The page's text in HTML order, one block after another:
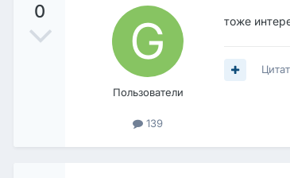
0
Пользователи
139
тоже